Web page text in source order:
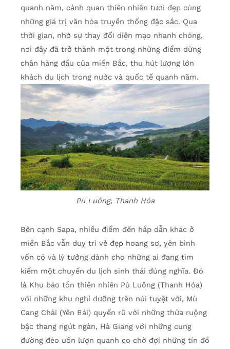
quanh năm, cảnh quan thiên nhiên tươi đẹp cùng
những giá trị văn hóa truyền thống đặc sắc. Qua
thời gian, nhờ sự thay đổi diện mạo nhanh chóng,
nơi đây đã trở thành một trong những điểm dừng
chân hàng đầu của miền Bắc, thu hút lượng lớn
khách du lịch trong nước và quốc tế quanh năm.
Pù Luông, Thanh Hóa
Bên cạnh Sapa, nhiều điểm đến hấp dẫn khác ở
miền Bắc vẫn duy trì vẻ đẹp hoang sơ, yên bình
vốn có và lý tưởng dành cho những ai đang tìm
kiếm một chuyến du lịch sinh thái đúng nghĩa. Đó
là Khu bảo tồn thiên nhiên Pù Luông (Thanh Hóa)
với những khu nghỉ dưỡng trên núi tuyệt vời, Mù
Cang Chải (Yên Bái) quyến rũ với những thửa ruộng
bậc thang ngút ngàn, Hà Giang với những cung
đường đèo uốn lượn quanh co chờ đợi những tín đồ